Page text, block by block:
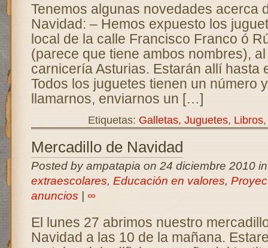
Tenemos algunas novedades acerca
Navidad: – Hemos expuesto los
local de la calle Francisco Franco ó
(parece que tiene ambos nombres),
carnicería Asturias. Estarán allí hasta
Todos los juguetes tienen un número
llamarnos, enviarnos un […]
Etiquetas: Galletas, Juguetes, Libros
Mercadillo de Navidad
Posted by ampatapia on 24 diciembre 2010
extraescolares, Educación en valores,
anuncios
∞
El lunes 27 abrimos nuestro
Navidad a las 10 de la mañana.